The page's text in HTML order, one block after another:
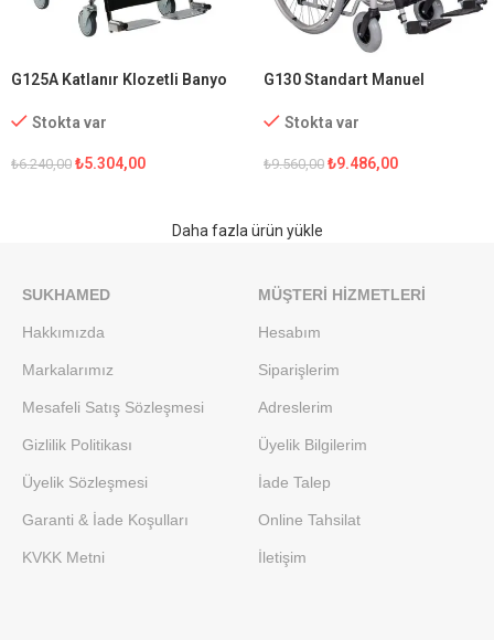
G125A Katlanır Klozetli Banyo
Stokta var
₺6.240,00 ₺5.304,00
G130 Standart Manuel
Stokta var
₺9.560,00 ₺9.486,00
Daha fazla ürün yükle
SUKHAMED
Hakkımızda
Markalarımız
Mesafeli Satış Sözleşmesi
Gizlilik Politikası
Üyelik Sözleşmesi
Garanti & İade Koşulları
KVKK Metni
MÜŞTERI HIZMETLERI
Hesabım
Siparişlerim
Adreslerim
Üyelik Bilgilerim
İade Talep
Online Tahsilat
İletişim